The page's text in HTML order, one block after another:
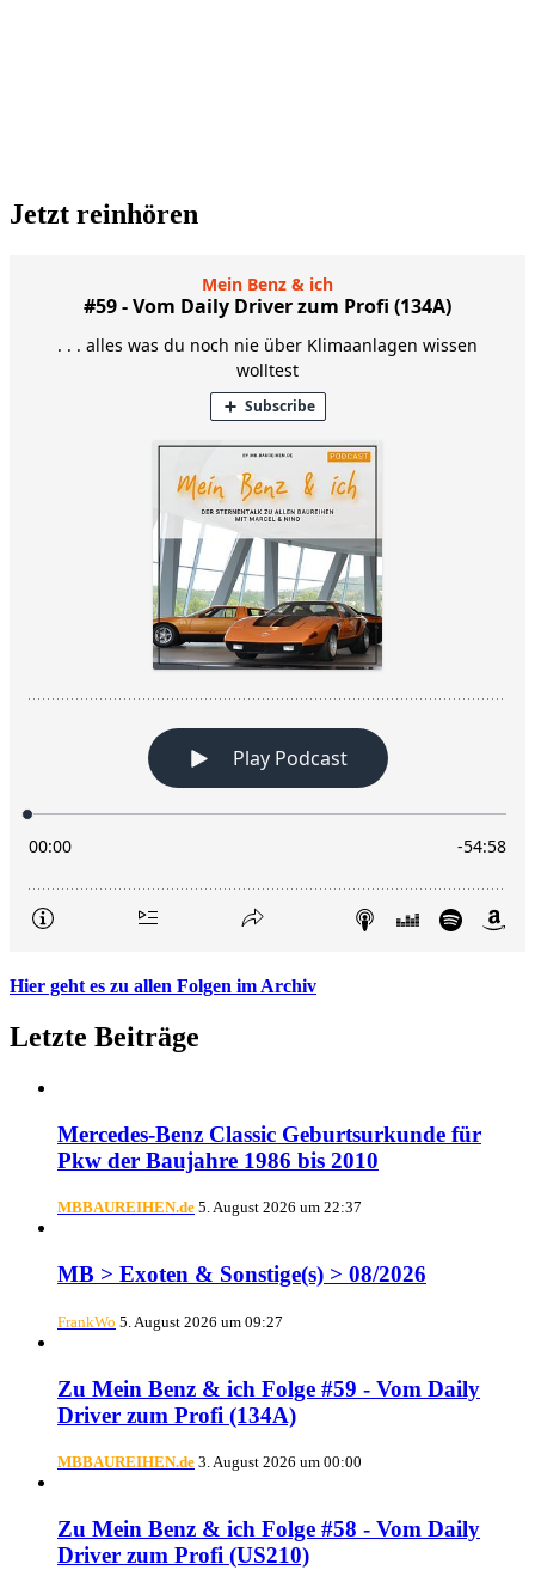
Jetzt reinhören
Hier geht es zu allen Folgen im Archiv
Letzte Beiträge
Mercedes-Benz Classic Geburtsurkunde für
Pkw der Baujahre 1986 bis 2010
MBBAUREIHEN.de 5. August 2026 um 22:37
MB > Exoten & Sonstige(s) > 08/2026
FrankWo 5. August 2026 um 09:27
Zu Mein Benz & ich Folge #59 - Vom Daily
Driver zum Profi (134A)
MBBAUREIHEN.de 3. August 2026 um 00:00
Zu Mein Benz & ich Folge #58 - Vom Daily
Driver zum Profi (US210)